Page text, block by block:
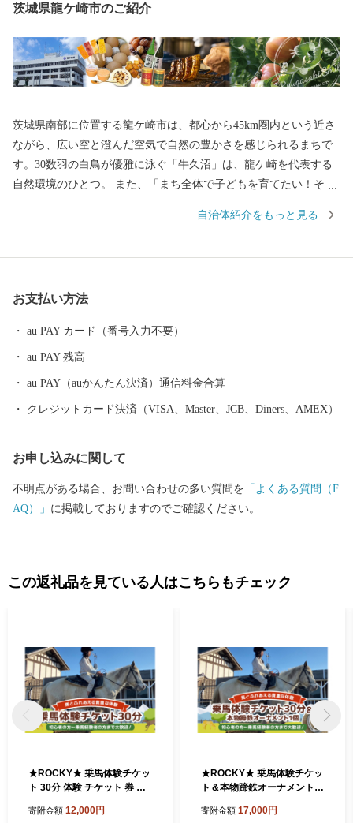
茨城県龍ケ崎市のご紹介
茨城県南部に位置する龍ケ崎市は、都心から45km圏内という近さ
ながら、広い空と澄んだ空気で自然の豊かさを感じられるまちで
す。30数羽の白鳥が優雅に泳ぐ「牛久沼」は、龍ケ崎を代表する
自然環境のひとつ。 また、「まち全体で子どもを育てたい！そし
娠、出産、育児、教育、それぞれのステージに応じたさまざまな
時代もあることから、こだわりの職人が作る老舗の品や、若手職
人が新たな風を吹き込み送り出した品々が数多くあります。それ
自治体紹介をもっと見る
お支払い方法
au PAY カード（番号入力不要）
au PAY 残高
au PAY（auかんたん決済）通信料金合算
クレジットカード決済（VISA、Master、JCB、Diners、AMEX）
お申し込みに関して
不明点がある場合、お問い合わせの多い質問を 「よくある質問（F
AQ）」 に掲載しておりますのでご確認ください。
この返礼品を見ている人はこちらもチェック
★ROCKY★ 乗馬体験チケッ
ト 30分 体験 チケット 券 乗
心者 経験者 歓迎 92-B
寄附金額 12,000円
★ROCKY★ 乗馬体験チケッ
ト＆本物蹄鉄オーナメント
蹄鉄 オーナメント 馬 うま ウ
寄附金額 17,000円